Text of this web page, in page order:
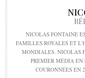
NICOLAS FONTAINE
FAMILLES ROYALES ET
MONDIALES. NICOLAS
PREMIER MÉDIA
COURONNÉES EN